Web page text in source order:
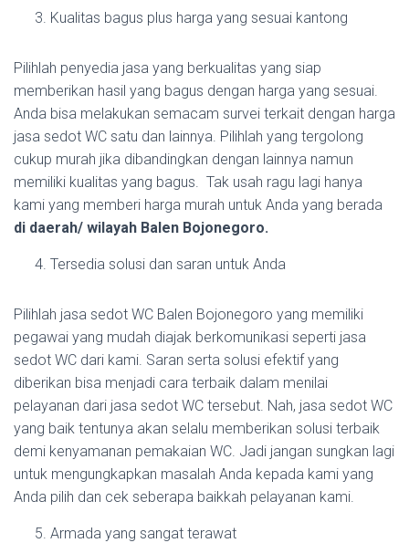
Kualitas bagus plus harga yang sesuai kantong
Pilihlah penyedia jasa yang berkualitas yang siap
memberikan hasil yang bagus dengan harga yang sesuai.
Anda bisa melakukan semacam survei terkait dengan harga
jasa sedot WC satu dan lainnya. Pilihlah yang tergolong
cukup murah jika dibandingkan dengan lainnya namun
memiliki kualitas yang bagus. Tak usah ragu lagi hanya
kami yang memberi harga murah untuk Anda yang berada
di daerah/ wilayah Balen Bojonegoro.
Tersedia solusi dan saran untuk Anda
Pilihlah jasa sedot WC Balen Bojonegoro yang memiliki
pegawai yang mudah diajak berkomunikasi seperti jasa
sedot WC dari kami. Saran serta solusi efektif yang
diberikan bisa menjadi cara terbaik dalam menilai
pelayanan dari jasa sedot WC tersebut. Nah, jasa sedot WC
yang baik tentunya akan selalu memberikan solusi terbaik
demi kenyamanan pemakaian WC. Jadi jangan sungkan lagi
untuk mengungkapkan masalah Anda kepada kami yang
Anda pilih dan cek seberapa baikkah pelayanan kami.
Armada yang sangat terawat